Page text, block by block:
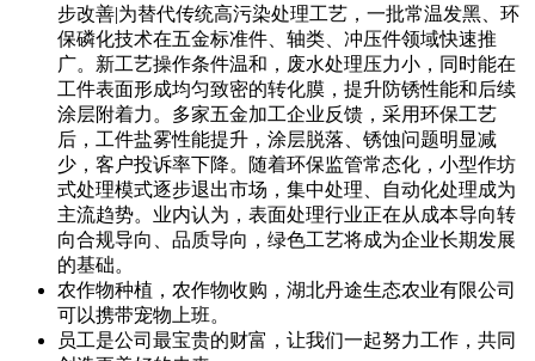
步改善|为替代传统高污染处理工艺，一批常温发黑、环
保磷化技术在五金标准件、轴类、冲压件领域快速推
广。新工艺操作条件温和，废水处理压力小，同时能在
工件表面形成均匀致密的转化膜，提升防锈性能和后续
涂层附着力。多家五金加工企业反馈，采用环保工艺
后，工件盐雾性能提升，涂层脱落、锈蚀问题明显减
少，客户投诉率下降。随着环保监管常态化，小型作坊
式处理模式逐步退出市场，集中处理、自动化处理成为
主流趋势。业内认为，表面处理行业正在从成本导向转
向合规导向、品质导向，绿色工艺将成为企业长期发展
的基础。
农作物种植，农作物收购，湖北丹途生态农业有限公司
可以携带宠物上班。
员工是公司最宝贵的财富，让我们一起努力工作，共同